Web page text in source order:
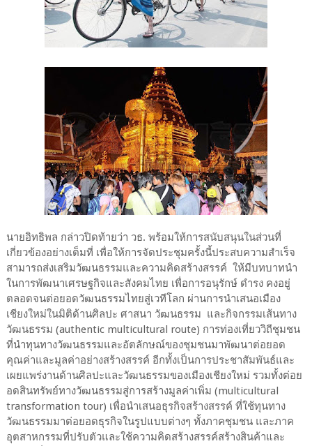
นายอิทธิพล กล่าวปิดท้ายว่า วธ. พร้อมให้การสนับสนุนในส่วนที่
เกี่ยวข้องอย่างเต็มที่ เพื่อให้การจัดประชุมครั้งนี้ประสบความสำเร็จ
สามารถส่งเสริมวัฒนธรรมและความคิดสร้างสรรค์ ให้มีบทบาทนำ
ในการพัฒนาเศรษฐกิจและสังคมไทย เพื่อการอนุรักษ์ ดำรง คงอยู่
ตลอดจนต่อยอดวัฒนธรรมไทยสู่เวทีโลก ผ่านการนำเสนอเมือง
เชียงใหม่ในมิติด้านศิลปะ ศาสนา วัฒนธรรม และกิจกรรมเส้นทาง
วัฒนธรรม (authentic multicultural route) การท่องเที่ยววิถีชุมชน
ที่นำทุนทางวัฒนธรรมและอัตลักษณ์ของชุมชนมาพัฒนาต่อยอด
คุณค่าและมูลค่าอย่างสร้างสรรค์ อีกทั้งเป็นการประชาสัมพันธ์และ
เผยแพร่งานด้านศิลปะและวัฒนธรรมของเมืองเชียงใหม่ รวมทั้งต่อย
อดสินทรัพย์ทางวัฒนธรรมสู่การสร้างมูลค่าเพิ่ม (multicultural
transformation tour) เพื่อนำเสนอธุรกิจสร้างสรรค์ ที่ใช้ทุนทาง
วัฒนธรรมมาต่อยอดธุรกิจในรูปแบบต่างๆ ทั้งภาคชุมชน และภาค
อุตสาหกรรมที่ปรับตัวและใช้ความคิดสร้างสรรค์สร้างสินค้าและ